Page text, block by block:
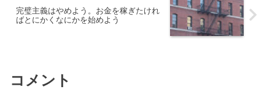
完璧主義はやめよう。お金を稼ぎたけれ
ばとにかくなにかを始めよう
コメント